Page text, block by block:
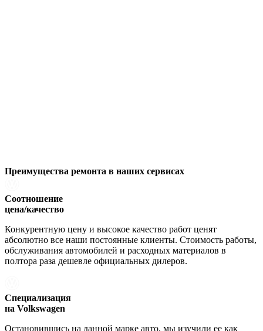
Преимущества ремонта в наших сервисах
Соотношение
цена/качество
Конкурентную цену и высокое качество работ ценят
абсолютно все наши постоянные клиенты. Стоимость работы,
обслуживания автомобилей и расходных материалов в
полтора раза дешевле официальных дилеров.
Специализация
на Volkswagen
Остановившись на данной марке авто, мы изучили ее как